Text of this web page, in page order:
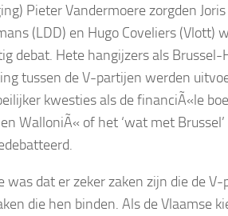
Pieter Vandermoere zorgden
(LDD) en Hugo Coveliers (Vlott)
debat. Hete hangijzers als Brussel-
tussen de V-partijen werden
kwesties als de financiÃ«le
WalloniÃ« of het ‘wat met
was dat er zeker zaken zijn die de
die hen binden. Als de Vlaamse